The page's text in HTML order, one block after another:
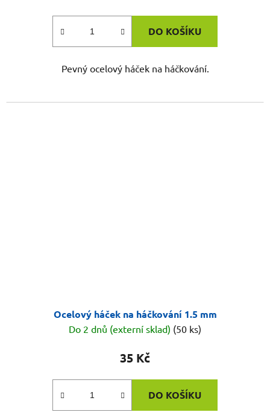
DO KOŠÍKU
Pevný ocelový háček na háčkování.
Ocelový háček na háčkování 1.5 mm
Do 2 dnů (externí sklad) (50 ks)
35 Kč
DO KOŠÍKU